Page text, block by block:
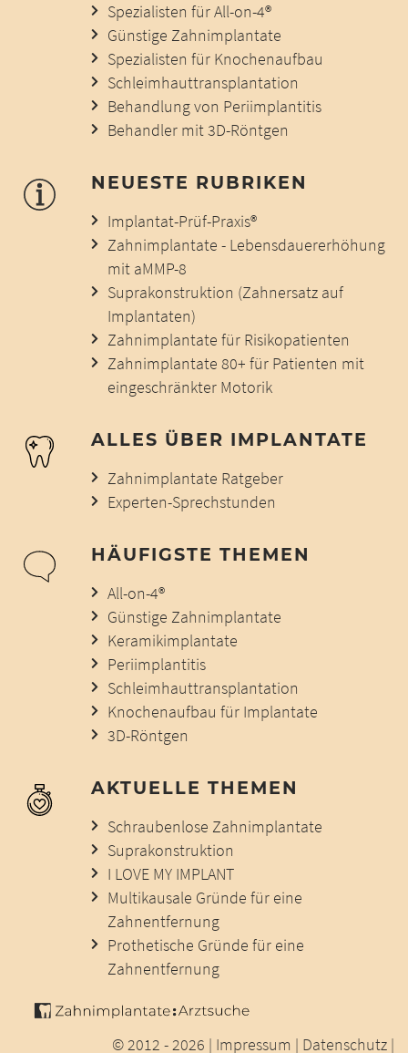
Spezialisten für All-on-4®
Günstige Zahnimplantate
Spezialisten für Knochenaufbau
Schleimhauttransplantation
Behandlung von Periimplantitis
Behandler mit 3D-Röntgen
NEUESTE RUBRIKEN
Implantat-Prüf-Praxis®
Zahnimplantate - Lebensdauererhöhung
mit aMMP-8
Suprakonstruktion (Zahnersatz auf
Implantaten)
Zahnimplantate für Risikopatienten
Zahnimplantate 80+ für Patienten mit
eingeschränkter Motorik
ALLES ÜBER IMPLANTATE
Zahnimplantate Ratgeber
Experten-Sprechstunden
HÄUFIGSTE THEMEN
All-on-4®
Günstige Zahnimplantate
Keramikimplantate
Periimplantitis
Schleimhauttransplantation
Knochenaufbau für Implantate
3D-Röntgen
AKTUELLE THEMEN
Schraubenlose Zahnimplantate
Suprakonstruktion
I LOVE MY IMPLANT
Multikausale Gründe für eine
Zahnentfernung
Prothetische Gründe für eine
Zahnentfernung
© 2012 - 2026 | Impressum | Datenschutz |